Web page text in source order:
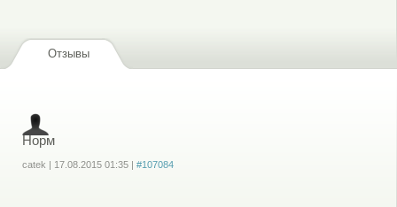
Отзывы
Норм
catek | 17.08.2015 01:35| #107084